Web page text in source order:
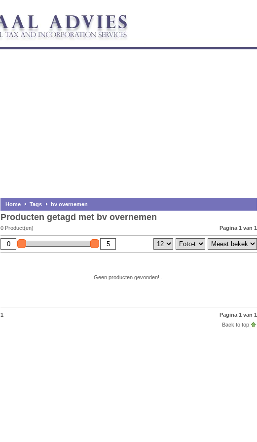
Home Tags bv overnemen
Producten getagd met bv overnemen
0 Product(en) Pagina 1 van 1
Geen producten gevonden!...
1
Pagina 1 van 1
Back to top